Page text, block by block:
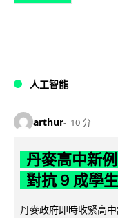
人工智能
arthur 10 分
丹麥高中新
對抗 9 成學
丹麥政府即時收緊高